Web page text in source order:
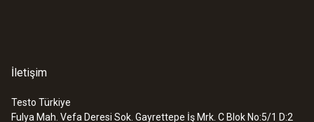
İletişim
Testo Türkiye
Fulya Mah. Vefa Deresi Sok. Gayrettepe İş Mrk. C Blok No:5/1 D:2